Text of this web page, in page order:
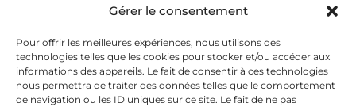
Gérer le consentement
Pour offrir les meilleures expériences, nous utilisons des
technologies telles que les cookies pour stocker et/ou accéder aux
informations des appareils. Le fait de consentir à ces technologies
nous permettra de traiter des données telles que le comportement
de navigation ou les ID uniques sur ce site. Le fait de ne pas
Condition générale de vente
Mentions légales Livraison & retour
Contact & service client